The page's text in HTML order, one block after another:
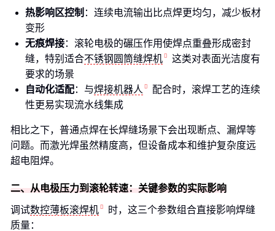
热影响区控制 ：连续电流输出比点焊更均匀，减少板材
变形
无痕焊接：滚轮电极的碾压作用使焊点重叠形成密封
缝，特别适合不锈钢圆筒缝焊机
这类对表面光洁度有
要求的场景
自动化适配：与焊接机器人
配合时，滚焊工艺的连续
性更易实现流水线集成
相比之下，普通点焊在长焊缝场景下会出现断点、漏焊等
问题。而激光焊虽然精度高，但设备成本和维护复杂度远
超电阻焊。
二、从电极压力到滚轮转速：关键参数的实际影响
调试数控薄板滚焊机
时，这三个参数组合直接影响焊缝
质量：